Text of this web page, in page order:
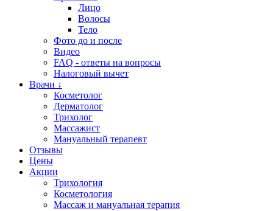
Лицо
Волосы
Тело
Фото до и после
Видео
FAQ - ответы на вопросы
Налоговый вычет
Врачи ↓
Косметолог
Дерматолог
Трихолог
Массажист
Мануальный терапевт
Отзывы
Цены
Акции
Трихология
Косметология
Массаж и мануальная терапия